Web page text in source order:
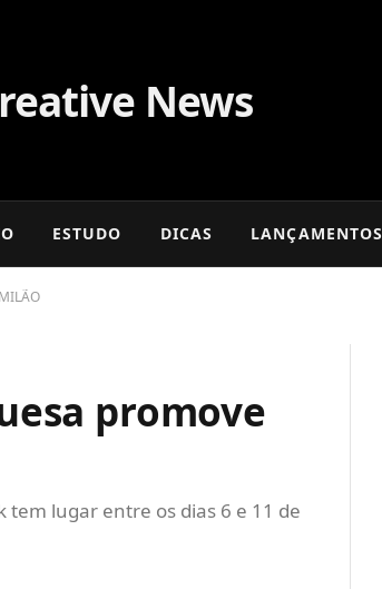
ESTUDO DICAS LANÇAMENTOS
promove
tem lugar entre os dias 6 e 11 de